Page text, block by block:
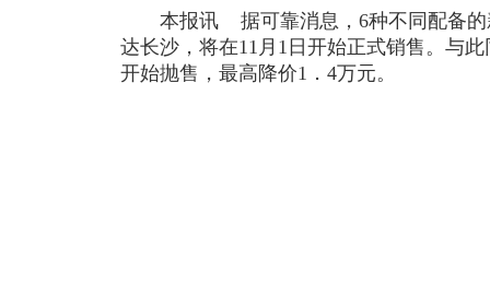
本报讯 据可靠消息，6种不同配备的
达长沙，将在11月1日开始正式销售。与
开始抛售，最高降价1．4万元。